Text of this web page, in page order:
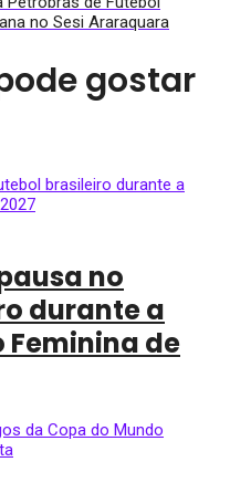
no Sesi Araraquara
gostar
no
durante a
Feminina de